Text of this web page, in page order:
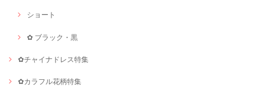
ショート
✿ ブラック・黒
✿チャイナドレス特集
✿カラフル花柄特集